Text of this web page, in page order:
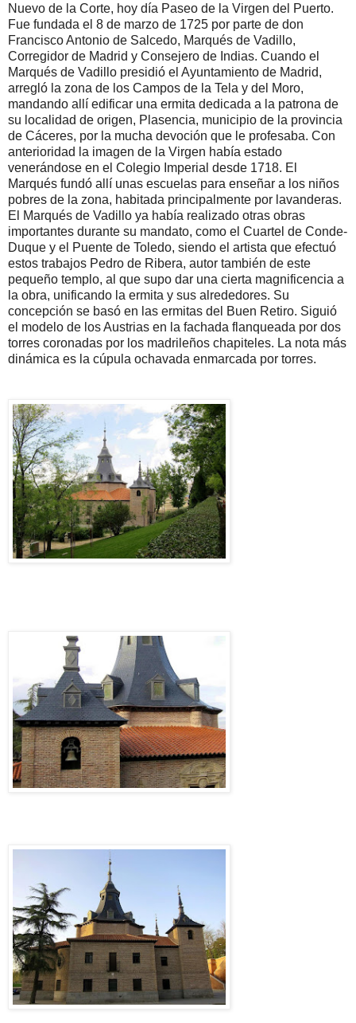
Nuevo de la Corte, hoy día Paseo de la Virgen del Puerto.
Fue fundada el 8 de marzo de 1725 por parte de don
Francisco Antonio de Salcedo, Marqués de Vadillo,
Corregidor de Madrid y Consejero de Indias. Cuando el
Marqués de Vadillo presidió el Ayuntamiento de Madrid,
arregló la zona de los Campos de la Tela y del Moro,
mandando allí edificar una ermita dedicada a la patrona de
su localidad de origen, Plasencia, municipio de la provincia
de Cáceres, por la mucha devoción que le profesaba. Con
anterioridad la imagen de la Virgen había estado
venerándose en el Colegio Imperial desde 1718. El
Marqués fundó allí unas escuelas para enseñar a los niños
pobres de la zona, habitada principalmente por lavanderas.
El Marqués de Vadillo ya había realizado otras obras
importantes durante su mandato, como el Cuartel de Conde-
Duque y el Puente de Toledo, siendo el artista que efectuó
estos trabajos Pedro de Ribera, autor también de este
pequeño templo, al que supo dar una cierta magnificencia a
la obra, unificando la ermita y sus alrededores. Su
concepción se basó en las ermitas del Buen Retiro. Siguió
el modelo de los Austrias en la fachada flanqueada por dos
torres coronadas por los madrileños chapiteles. La nota más
dinámica es la cúpula ochavada enmarcada por torres.